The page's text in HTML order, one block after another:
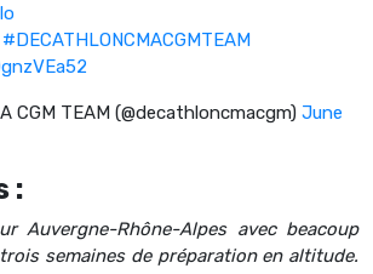
#DECATHLONCMACGMTEAM
CGM TEAM (@decathloncmacgm) June
:
Auvergne-Rhône-Alpes avec beacoup
semaines de préparation en altitude.